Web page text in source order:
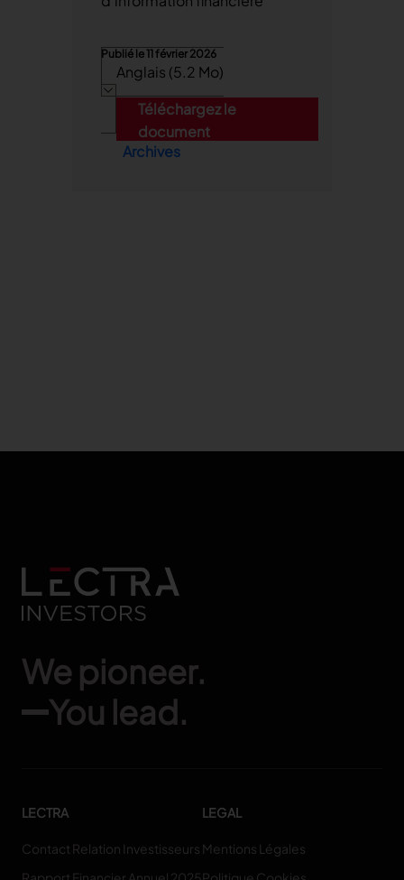
Publié le11 février 2026
Anglais (5.2 Mo)
Téléchargez le
document
Archives
We pioneer.
You lead.
LECTRA
Contact Relation Investisseurs
LEGAL
Mentions Légales